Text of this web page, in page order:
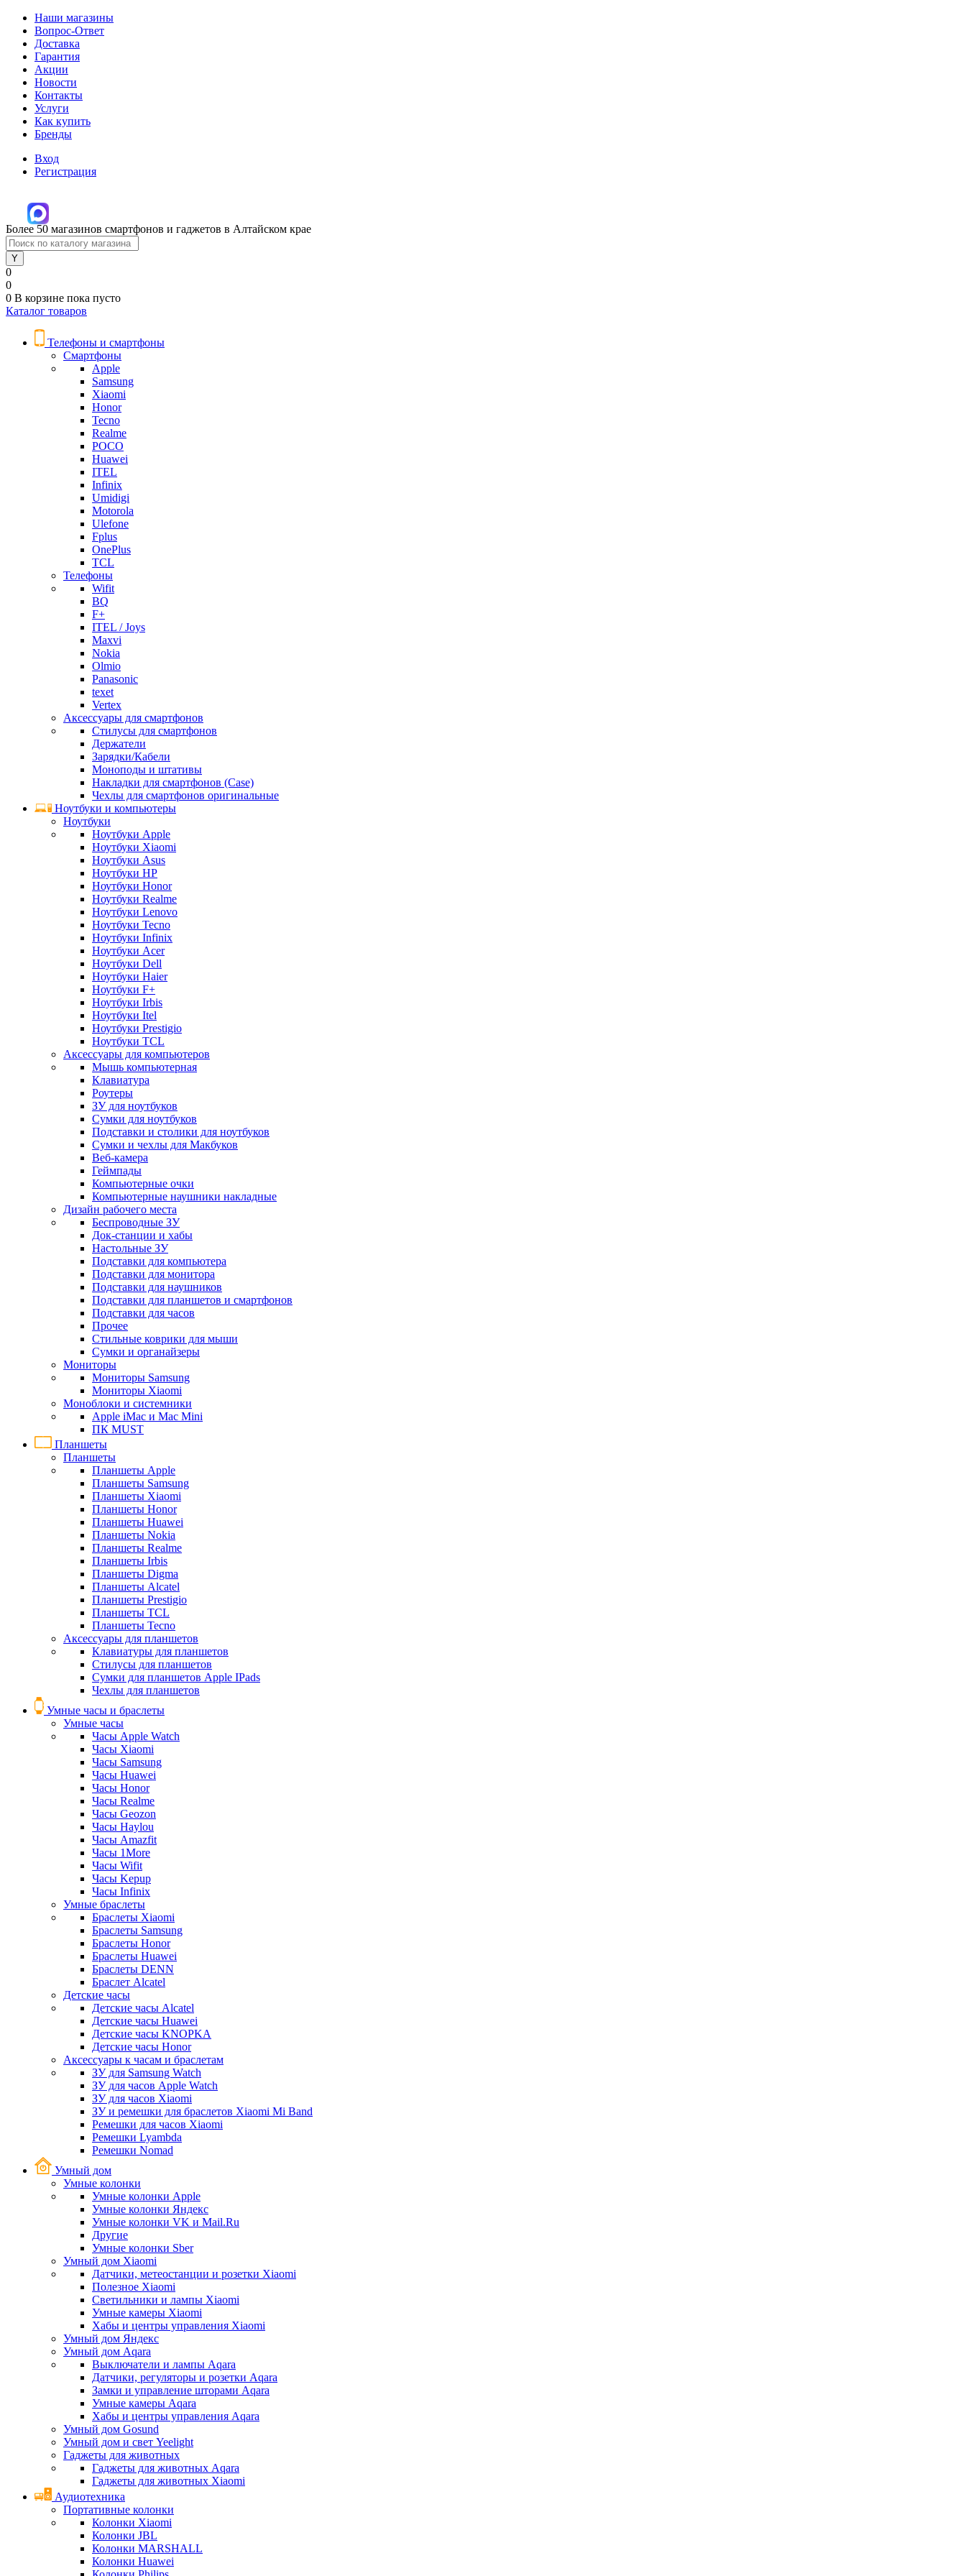
Наши магазины
Вопрос-Ответ
Доставка
Гарантия
Акции
Новости
Контакты
Услуги
Как купить
Бренды
Вход
Регистрация
Более 50 магазинов смартфонов и гаджетов в Алтайском крае
0
0
0 В корзине пока пусто
Каталог товаров
Телефоны и смартфоны
Смартфоны
Apple
Samsung
Xiaomi
Honor
Tecno
Realme
POCO
Huawei
ITEL
Infinix
Umidigi
Motorola
Ulefone
Fplus
OnePlus
TCL
Телефоны
Wifit
BQ
F+
ITEL / Joys
Maxvi
Nokia
Olmio
Panasonic
texet
Vertex
Аксессуары для смартфонов
Стилусы для смартфонов
Держатели
Зарядки/Кабели
Моноподы и штативы
Накладки для смартфонов (Case)
Чехлы для смартфонов оригинальные
Ноутбуки и компьютеры
Ноутбуки
Ноутбуки Apple
Ноутбуки Xiaomi
Ноутбуки Asus
Ноутбуки HP
Ноутбуки Honor
Ноутбуки Realme
Ноутбуки Lenovo
Ноутбуки Tecno
Ноутбуки Infinix
Ноутбуки Acer
Ноутбуки Dell
Ноутбуки Haier
Ноутбуки F+
Ноутбуки Irbis
Ноутбуки Itel
Ноутбуки Prestigio
Ноутбуки TCL
Аксессуары для компьютеров
Мышь компьютерная
Клавиатура
Роутеры
ЗУ для ноутбуков
Сумки для ноутбуков
Подставки и столики для ноутбуков
Сумки и чехлы для Макбуков
Веб-камера
Геймпады
Компьютерные очки
Компьютерные наушники накладные
Дизайн рабочего места
Беспроводные ЗУ
Док-станции и хабы
Настольные ЗУ
Подставки для компьютера
Подставки для монитора
Подставки для наушников
Подставки для планшетов и смартфонов
Подставки для часов
Прочее
Стильные коврики для мыши
Сумки и органайзеры
Мониторы
Мониторы Samsung
Мониторы Xiaomi
Моноблоки и системники
Apple iMac и Mac Mini
ПК MUST
Планшеты
Планшеты
Планшеты Apple
Планшеты Samsung
Планшеты Xiaomi
Планшеты Honor
Планшеты Huawei
Планшеты Nokia
Планшеты Realme
Планшеты Irbis
Планшеты Digma
Планшеты Alcatel
Планшеты Prestigio
Планшеты TCL
Планшеты Tecno
Аксессуары для планшетов
Клавиатуры для планшетов
Стилусы для планшетов
Сумки для планшетов Apple IPads
Чехлы для планшетов
Умные часы и браслеты
Умные часы
Часы Apple Watch
Часы Xiaomi
Часы Samsung
Часы Huawei
Часы Honor
Часы Realme
Часы Geozon
Часы Haylou
Часы Amazfit
Часы 1More
Часы Wifit
Часы Kepup
Часы Infinix
Умные браслеты
Браслеты Xiaomi
Браслеты Samsung
Браслеты Honor
Браслеты Huawei
Браслеты DENN
Браслет Alcatel
Детские часы
Детские часы Alcatel
Детские часы Huawei
Детские часы KNOPKA
Детские часы Honor
Аксессуары к часам и браслетам
ЗУ для Samsung Watch
ЗУ для часов Apple Watch
ЗУ для часов Xiaomi
ЗУ и ремешки для браслетов Xiaomi Mi Band
Ремешки для часов Xiaomi
Ремешки Lyambda
Ремешки Nomad
Умный дом
Умные колонки
Умные колонки Apple
Умные колонки Яндекс
Умные колонки VK и Mail.Ru
Другие
Умные колонки Sber
Умный дом Xiaomi
Датчики, метеостанции и розетки Xiaomi
Полезное Xiaomi
Светильники и лампы Xiaomi
Умные камеры Xiaomi
Хабы и центры управления Xiaomi
Умный дом Яндекс
Умный дом Aqara
Выключатели и лампы Aqara
Датчики, регуляторы и розетки Aqara
Замки и управление шторами Aqara
Умные камеры Aqara
Хабы и центры управления Aqara
Умный дом Gosund
Умный дом и свет Yeelight
Гаджеты для животных
Гаджеты для животных Aqara
Гаджеты для животных Xiaomi
Аудиотехника
Портативные колонки
Колонки Xiaomi
Колонки JBL
Колонки MARSHALL
Колонки Huawei